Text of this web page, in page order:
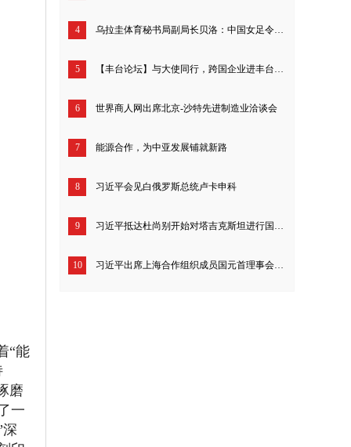
“能
磨
一
深
4 乌拉圭体育秘书局副局长贝洛：中国女足令人印象深刻 期待中国多项奥运项目绽放巴黎
5 【丰台论坛】与大使同行，跨国企业进丰台活动成功启动
6 世界商人网出席北京-沙特先进制造业洽谈会
7 能源合作，为中亚发展铺就新路
8 习近平会见白俄罗斯总统卢卡申科
9 习近平抵达杜尚别开始对塔吉克斯坦进行国事访问
10 习近平出席上海合作组织成员国元首理事会第二十四次会议